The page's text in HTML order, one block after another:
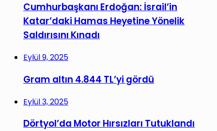
Cumhurbaşkanı Erdoğan: İsrail’in
Katar’daki Hamas Heyetine Yönelik
Saldırısını Kınadı
Eylül 9, 2025
Gram altın 4.844 TL’yi gördü
Eylül 3, 2025
Dörtyol’da Motor Hırsızları Tutuklandı